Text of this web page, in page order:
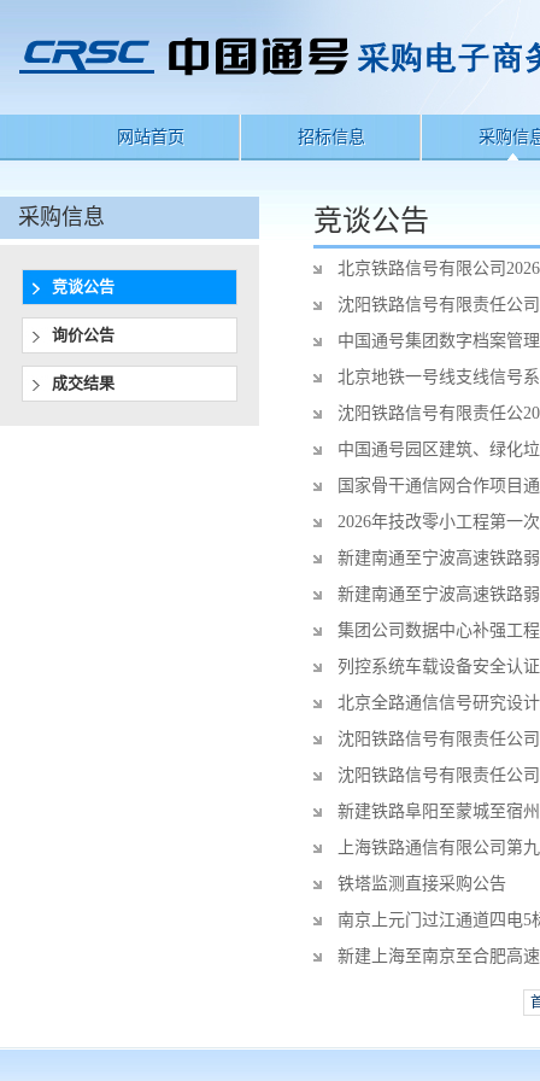
网站首页 招标信息 采购信
采购信息
竞谈公告
询价公告
成交结果
竞谈公告
北京铁路信号有限公司
沈阳铁路信号有限责任公
中国通号集团数字档案管
北京地铁一号线支线信号
沈阳铁路信号有限责任公
中国通号园区建筑、绿化
国家骨干通信网合作项目
2026年技改零小工程第一
新建南通至宁波高速铁路
新建南通至宁波高速铁路
集团公司数据中心补强工
列控系统车载设备安全认
北京全路通信信号研究设
沈阳铁路信号有限责任公
沈阳铁路信号有限责任公
新建铁路阜阳至蒙城至宿
上海铁路通信有限公司第
铁塔监测直接采购公告
南京上元门过江通道四电5
新建上海至南京至合肥高